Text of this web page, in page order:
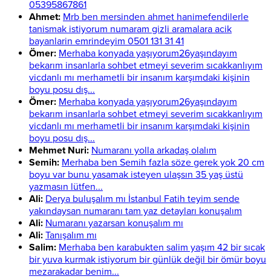
05395867861
Ahmet: Mrb ben mersinden ahmet hanimefendilerle
tanismak istiyorum numaram gizli aramalara acik
bayanlarin emrindeyim 0501 131 31 41
Ömer: Merhaba konyada yaşıyorum26yaşındayım
bekarım insanlarla sohbet etmeyi severim sıcakkanlıyım
vicdanlı mı merhametli bir insanım karşımdaki kişinin
boyu posu dış...
Ömer: Merhaba konyada yaşıyorum26yaşındayım
bekarım insanlarla sohbet etmeyi severim sıcakkanlıyım
vicdanlı mı merhametli bir insanım karşımdaki kişinin
boyu posu dış...
Mehmet Nuri: Numaranı yolla arkadaş olalım
Semih: Merhaba ben Semih fazla söze gerek yok 20 cm
boyu var bunu yasamak isteyen ulaşsın 35 yaş üstü
yazmasın lütfen...
Ali: Derya buluşalım mı İstanbul Fatih teyim sende
yakındaysan numaranı tam yaz detayları konuşalım
Ali: Numaranı yazarsan konuşalım mı
Ali: Tanışalım mı
Salim: Merhaba ben karabukten salim yaşım 42 bir sıcak
bir yuva kurmak istiyorum bir günlük değil bir ömür boyu
mezarakadar benim...